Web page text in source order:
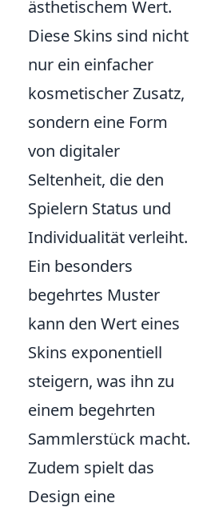
ästhetischem Wert.
Diese Skins sind nicht
nur ein einfacher
kosmetischer Zusatz,
sondern eine Form
von digitaler
Seltenheit, die den
Spielern Status und
Individualität verleiht.
Ein besonders
begehrtes Muster
kann den Wert eines
Skins exponentiell
steigern, was ihn zu
einem begehrten
Sammlerstück macht.
Zudem spielt das
Design eine